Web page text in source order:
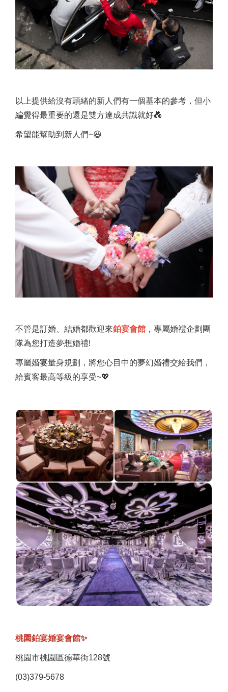
以上提供給沒有頭緒的新人們有一個基本的參考，但小
編覺得最重要的還是雙方達成共識就好💑
希望能幫助到新人們~😆
不管是訂婚、結婚都歡迎來鉑宴會館 ，專屬婚禮企劃團
隊為您打造夢想婚禮!
專屬婚宴量身規劃，將您心目中的夢幻婚禮交給我們，
給賓客最高等級的享受~💖
桃園鉑宴婚宴會館✨
桃園市桃園區德華街128號
(03)379-5678